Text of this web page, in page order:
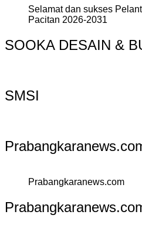
Selamat dan sukses
Pacitan 2026-2031
SOOKA DESAIN &
SMSI
Prabangkaranews.com